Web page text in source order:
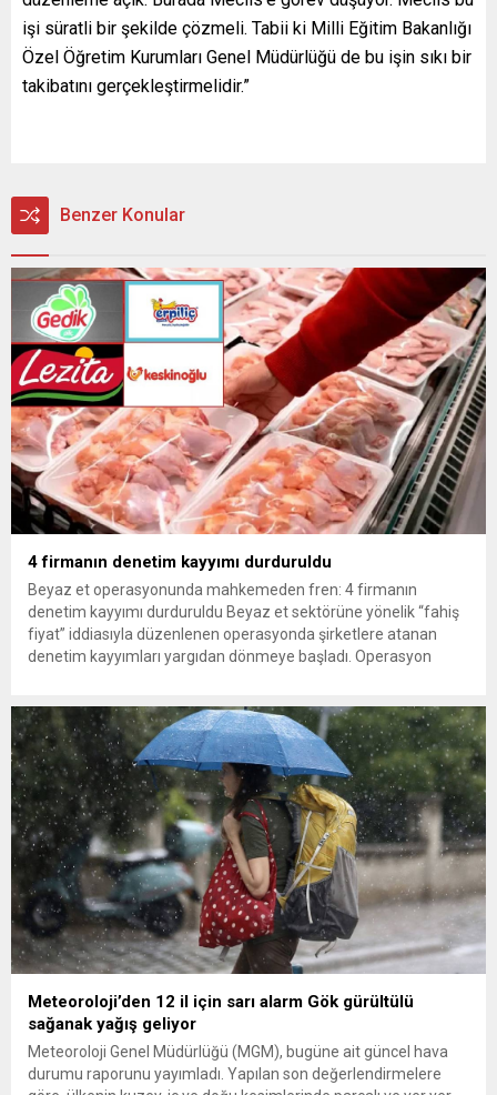
işi süratli bir şekilde çözmeli. Tabii ki Milli Eğitim Bakanlığı
Özel Öğretim Kurumları Genel Müdürlüğü de bu işin sıkı bir
takibatını gerçekleştirmelidir.”
Benzer Konular
4 firmanın denetim kayyımı durduruldu
Beyaz et operasyonunda mahkemeden fren: 4 firmanın
denetim kayyımı durduruldu Beyaz et sektörüne yönelik “fahiş
fiyat” iddiasıyla düzenlenen operasyonda şirketlere atanan
denetim kayyımları yargıdan dönmeye başladı. Operasyon
atamasının durdurulmasına karar verdi. Türkiye’nin önde gelen
beyaz et...
Meteoroloji’den 12 il için sarı alarm Gök gürültülü
sağanak yağış geliyor
Meteoroloji Genel Müdürlüğü (MGM), bugüne ait güncel hava
durumu raporunu yayımladı. Yapılan son değerlendirmelere